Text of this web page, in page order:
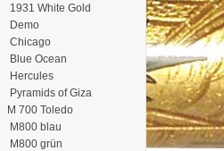
1931 White Gold
Demo
Chicago
Blue Ocean
Hercules
Pyramids of Giza
M 700 Toledo
M800 blau
M800 grün